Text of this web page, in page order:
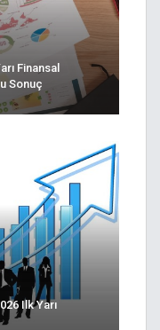
Finansal
Sonuç
Ilk Yarı